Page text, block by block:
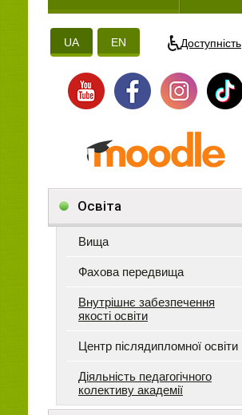
UA EN Доступність
Освіта
Вища
Фахова передвища
Внутрішнє забезпечення
якості освіти
Центр післядипломної освіти
Діяльність педагогічного
колективу академії